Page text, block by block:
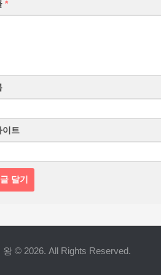
*
이트
왕 © 2026. All Rights Reserved.